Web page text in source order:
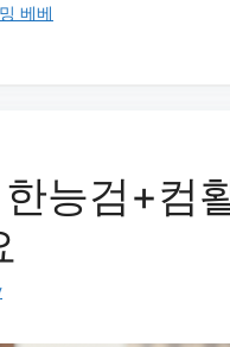
베베
능검+컴